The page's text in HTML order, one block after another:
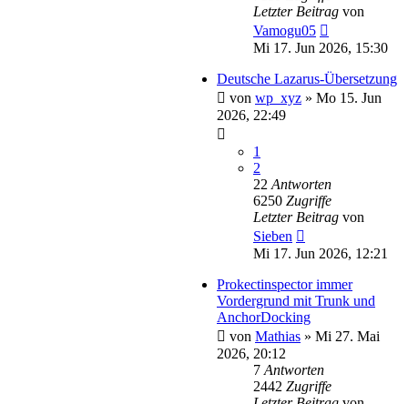
Letzter Beitrag von
Vamogu05
Mi 17. Jun 2026, 15:30
Deutsche Lazarus-Übersetzung
von wp_xyz » Mo 15. Jun
2026, 22:49
1
2
22 Antworten
6250 Zugriffe
Letzter Beitrag von
Sieben
Mi 17. Jun 2026, 12:21
Prokectinspector immer
Vordergrund mit Trunk und
AnchorDocking
von Mathias » Mi 27. Mai
2026, 20:12
7 Antworten
2442 Zugriffe